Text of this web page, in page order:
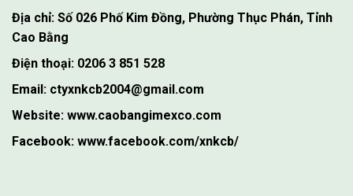
Địa chỉ: Số 026 Phố Kim Đồng, Phường Thục Phán, Tỉnh
Cao Bằng
Điện thoại: 0206 3 851 528
Email: ctyxnkcb2004@gmail.com
Website: www.caobangimexco.com
Facebook: www.facebook.com/xnkcb/